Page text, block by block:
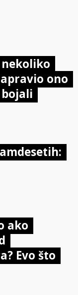
ono
bojali
ako
Evo što